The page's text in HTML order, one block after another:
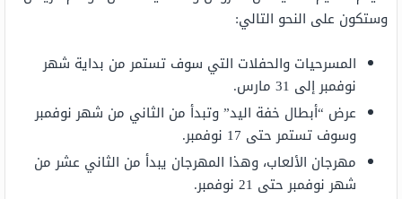
وستكون على النحو التالي:
المسرحيات والحفلات التي سوف تستمر من بداية شهر
نوفمبر إلى 31 مارس.
عرض “أبطال خفة اليد” وتبدأ من الثاني من شهر نوفمبر
وسوف تستمر حتى 17 نوفمبر.
مهرجان الألعاب، وهذا المهرجان يبدأ من الثاني عشر من
شهر نوفمبر حتى 21 نوفمبر.